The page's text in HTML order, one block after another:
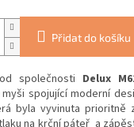
Přidat do košíku
společnosti Delux
spojující moderní
byla vyvinuta prioritně